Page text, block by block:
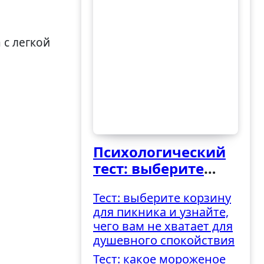
Психологический
тест: выберите
как вы
справляетесь с
трудностями
Тест: выберите корзину
для пикника и узнайте,
чего вам не хватает для
душевного спокойствия
Тест: какое мороженое